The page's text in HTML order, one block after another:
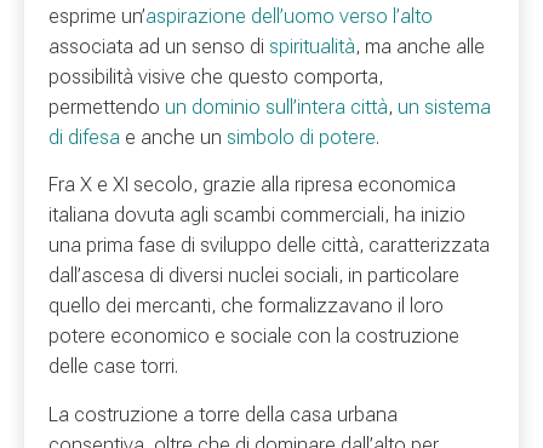
esprime un’aspirazione dell’uomo verso l’alto
associata ad un senso di spiritualità, ma anche alle
possibilità visive che questo comporta,
permettendo un dominio sull’intera città, un sistema
di difesa e anche un simbolo di potere.
Fra X e XI secolo, grazie alla ripresa economica
italiana dovuta agli scambi commerciali, ha inizio
una prima fase di sviluppo delle città, caratterizzata
dall’ascesa di diversi nuclei sociali, in particolare
quello dei mercanti, che formalizzavano il loro
potere economico e sociale con la costruzione
delle case torri.
La costruzione a torre della casa urbana